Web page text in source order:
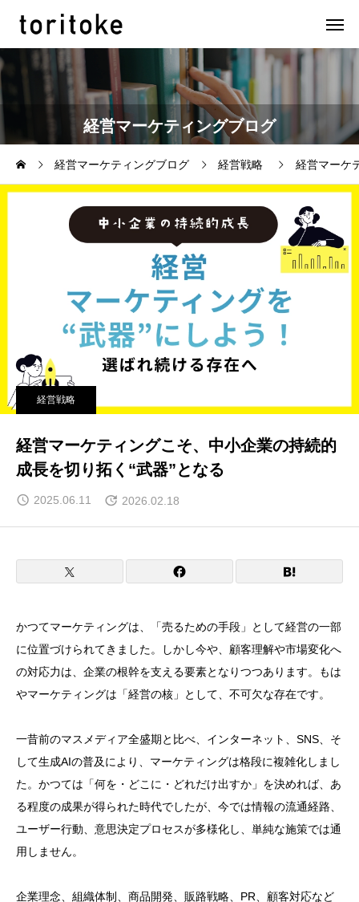
経営マーケティングブログ
経営マーケティングブログ 経営戦略 経営マーケ
経営戦略
経営マーケティングこそ、中小企業の持続的
成長を切り拓く“武器”となる
2025.06.11 2026.02.18
かつてマーケティングは、「売るための手段」として経営の一部
に位置づけられてきました。しかし今や、顧客理解や市場変化へ
の対応力は、企業の根幹を支える要素となりつつあります。もは
やマーケティングは「経営の核」として、不可欠な存在です。
一昔前のマスメディア全盛期と比べ、インターネット、SNS、そ
して生成AIの普及により、マーケティングは格段に複雑化しまし
た。かつては「何を・どこに・どれだけ出すか」を決めれば、あ
る程度の成果が得られた時代でしたが、今では情報の流通経路、
ユーザー行動、意思決定プロセスが多様化し、単純な施策では通
用しません。
企業理念、組織体制、商品開発、販路戦略、PR、顧客対応など